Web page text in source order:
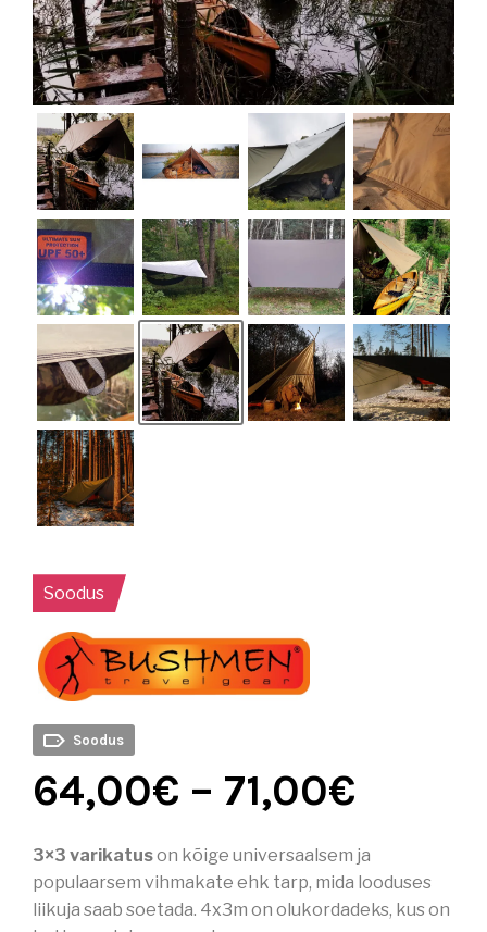
Soodus
Soodus
64,00€ – 71,00€
3×3 varikatuson kõige universaalsem ja
populaarsem vihmakate ehk tarp, mida looduses
liikuja saab soetada. 4x3m on olukordadeks, kus on